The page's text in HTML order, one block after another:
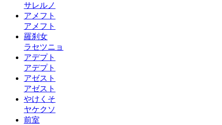
サレルノ
アメフト
アメフト
羅刹女
ラセツニョ
アデプト
アデプト
アゼスト
アゼスト
やけくそ
ヤケクソ
前室